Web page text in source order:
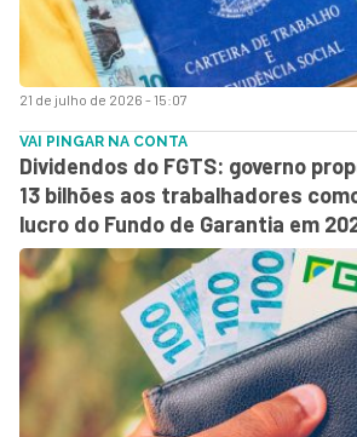
21 de julho de 2026 - 15:07
VAI PINGAR NA CONTA
Dividendos do FGTS: governo
13 bilhões aos trabalhadores
lucro do Fundo de Garantia em